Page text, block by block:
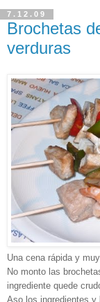
7.12.09
Brochetas
verduras
Una cena rápida y
No monto las
ingrediente quede
Aso los ingredientes y